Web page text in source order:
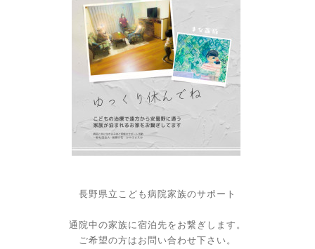
長野県立こども病院家族のサポート
通院中の家族に宿泊先をお繋ぎします。
ご希望の方は お問い合わせ下さい。